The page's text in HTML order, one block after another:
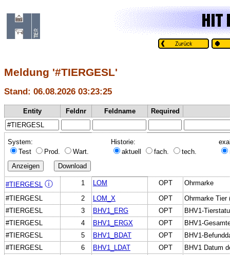
Meldung '#TIERGESL'
Stand: 06.08.2026 03:23:25
Entity Feldnr Feldname Required
System:
Test
Prod. Wart.
Historie:
aktuell
fach. tech.
#TIERGESL ⓘ 1 LOM OPT
Ohrmarke
#TIERGESL
2 LOM_X OPT
Ohrmarke Tier
#TIERGESL
3 BHV1_ERG OPT
BHV1-
#TIERGESL
4 BHV1_ERGX OPT
BHV1-
#TIERGESL
5 BHV1_BDAT OPT
BHV1-
#TIERGESL
6 BHV1_LDAT OPT
BHV1 Datum